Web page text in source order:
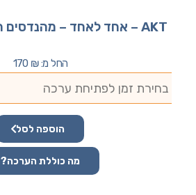
AKT – אחד לאחד – מהנדסים הנדסאים ותוכנה
החל מ: 170 ₪
הוספה לסל
מה כוללת הערכה?